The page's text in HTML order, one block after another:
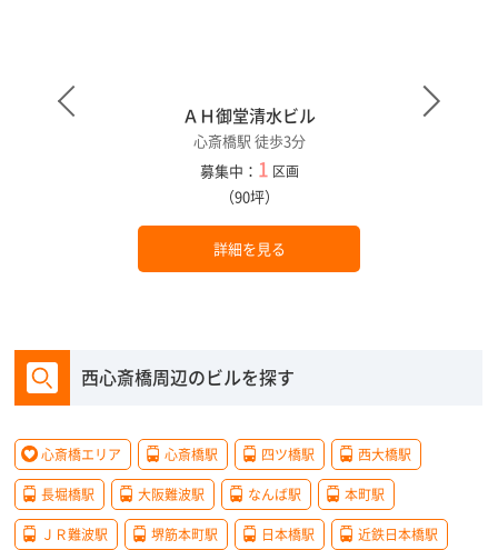
ＡＨ御堂清水ビル
心斎橋駅 徒歩3分
募集中： 1 区画
（90坪）
詳細を見る
西心斎橋周辺のビルを探す
心斎橋エリア 心斎橋駅 四ツ橋駅 西大橋駅
長堀橋駅 大阪難波駅 なんば駅 本町駅
ＪＲ難波駅 堺筋本町駅 日本橋駅 近鉄日本橋駅